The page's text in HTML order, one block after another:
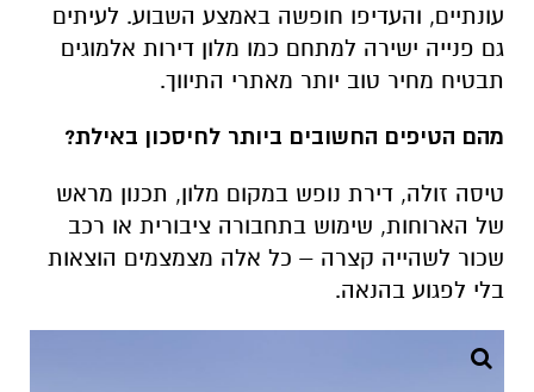
עונתיים, והעדיפו חופשה באמצע השבוע. לעיתים
גם פנייה ישירה למתחם כמו מלון דירות אלמוגים
תבטיח מחיר טוב יותר מאתרי התיווך.
מהם הטיפים החשובים ביותר לחיסכון באילת?
טיסה זולה, דירת נופש במקום מלון, תכנון מראש
של הארוחות, שימוש בתחבורה ציבורית או רכב
שכור לשהייה קצרה – כל אלה מצמצמים הוצאות
בלי לפגוע בהנאה.